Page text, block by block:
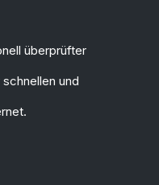
überprüfter
und